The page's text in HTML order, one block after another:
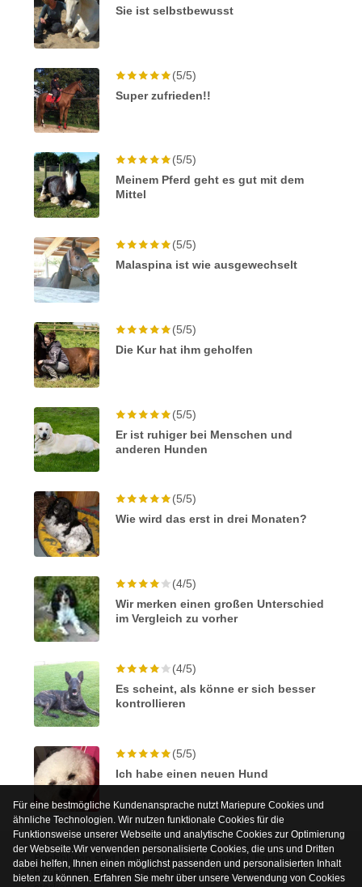
Sie ist selbstbewusst
(5/5)
Super zufrieden!!
(5/5)
Meinem Pferd geht es gut mit dem
Mittel
(5/5)
Malaspina ist wie ausgewechselt
(5/5)
Die Kur hat ihm geholfen
(5/5)
Er ist ruhiger bei Menschen und
anderen Hunden
(5/5)
Wie wird das erst in drei Monaten?
(4/5)
Wir merken einen großen Unterschied
im Vergleich zu vorher
(4/5)
Es scheint, als könne er sich besser
kontrollieren
(5/5)
Ich habe einen neuen Hund
Für eine bestmögliche Kundenansprache nutzt Mariepure Cookies und
ähnliche Technologien. Wir nutzen funktionale Cookies für die
Funktionsweise unserer Webseite und analytische Cookies zur Optimierung
der Webseite.Wir verwenden personalisierte Cookies, die uns und Dritten
dabei helfen, Ihnen einen möglichst passenden und personalisierten Inhalt
bieten zu können. Erfahren Sie mehr über unsere Verwendung von Cookies
Bachblüten sind kein Medikament sondern harmlose
Pflanzenextrakte, die man nimmt, um die Gesundheit zu